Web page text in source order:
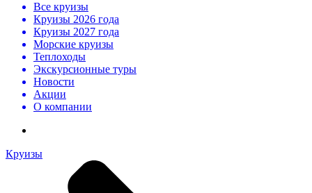
Все круизы
Круизы 2026 года
Круизы 2027 года
Морские круизы
Теплоходы
Экскурсионные туры
Новости
Акции
О компании
Круизы